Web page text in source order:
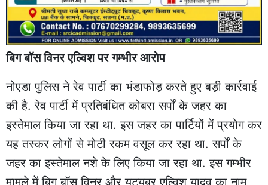
बिग बॉस विनर एल्विश पर गम्भीर आरोप
नोएडा पुलिस ने रेव पार्टी का भंडाफोड़ करते हुए बड़ी कार्रवाई
की है. रेव पार्टी में प्रतिबंधित कोबरा सर्पों के जहर का
इस्तेमाल किया जा रहा था. इस जहर का पार्टियों में प्रयोग कर
यह तस्कर लोगों से मोटी रकम वसूल कर रहा था. सर्पों के
जहर का इस्तेमाल नशे के लिए किया जा रहा था. इस गम्भीर